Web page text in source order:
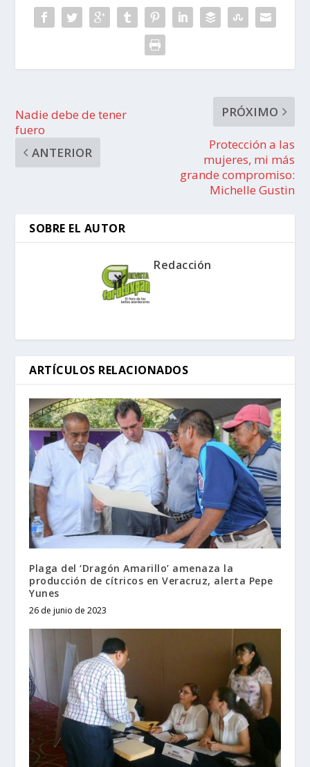
Nadie debe de tener
fuero
ANTERIOR
PRÓXIMO
Protección a las
mujeres, mi más
grande compromiso:
Michelle Gustin
SOBRE EL AUTOR
Redacción
ARTÍCULOS RELACIONADOS
Plaga del ‘Dragón Amarillo’ amenaza la
producción de cítricos en Veracruz, alerta Pepe
Yunes
26 de junio de 2023